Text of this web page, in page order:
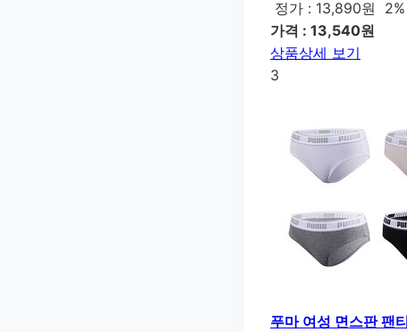
정가 : 13,890원
가격 : 13,540원
상품상세 보기
3
푸마 여성 면스판 팬